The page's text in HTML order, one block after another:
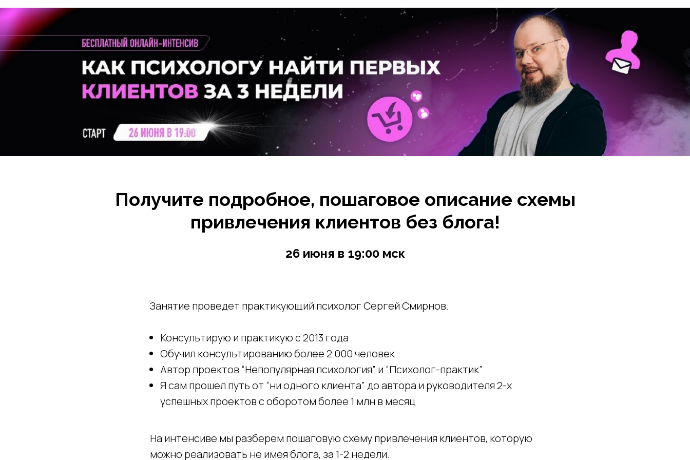
Получите подробное, пошаговое описание схемы
привлечения клиентов без блога!
26 июня в 19:00 мск
Занятие проведет практикующий психолог Сергей Смирнов.
Консультирую и практикую с 2013 года
Обучил консультированию более 2 000 человек
Автор проектов “Непопулярная психология” и “Психолог-практик”
Я сам прошел путь от “ни одного клиента” до автора и руководителя 2-х
успешных проектов с оборотом более 1 млн в месяц
На интенсиве мы разберем пошаговую схему привлечения клиентов, которую
можно реализовать не имея блога, за 1-2 недели.